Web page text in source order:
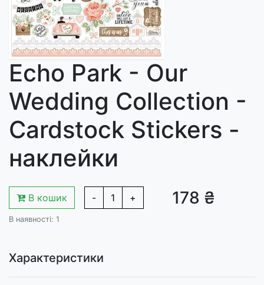
Echo Park - Our
Wedding Collection -
Cardstock Stickers -
наклейки
В кошик - 1 + 178 ₴
В наявності: 1
Характеристики